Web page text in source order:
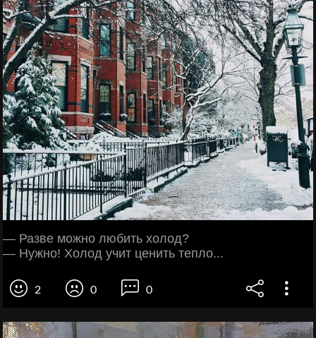
— Разве можно любить холод?
— Нужно! Холод учит ценить тепло...
2 0 0